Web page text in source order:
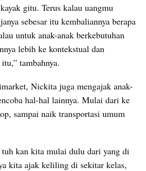
gitu. Terus kalau uangmu
sebesar itu kembaliannya berapa
untuk anak-anak berkebutuhan
lebih ke kontekstual dan
tambahnya.
Nickita juga mengajak anak-
hal-hal lainnya. Mulai dari ke
sampai naik transportasi umum
tuh kan kita mulai dulu dari yang di
kita ajak keliling di sekitar kelas,